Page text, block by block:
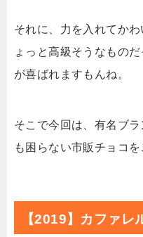
それに、力を入れてか
ょっと高級そうなもの
が喜ばれますもんね。
そこで今回は、有名ブ
も困らない市販チョコ
【2019】カファ